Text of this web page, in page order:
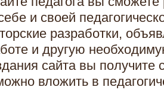
и своей
разработки,
и другую
сайта вы получите
вложить в